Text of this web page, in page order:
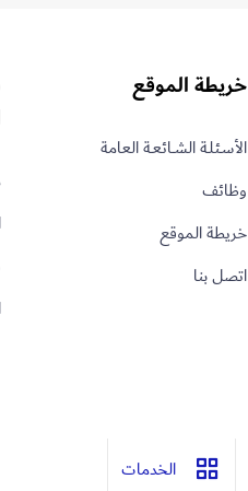
خريطة الموقع
الأسـئلـة الشــائعـة العامة
وظائف
خريطة الموقع
اتصل بنا
الخدمات